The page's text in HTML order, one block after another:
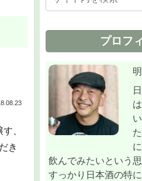
、
き
プロフ
飲んでみたいという
すっかり日本酒の特